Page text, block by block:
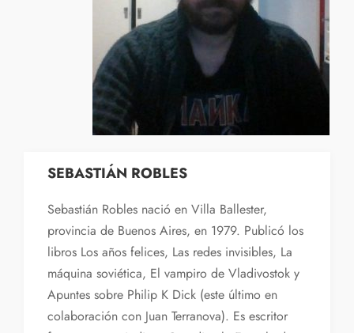
SEBASTIÁN ROBLES
Sebastián Robles nació en Villa Ballester,
provincia de Buenos Aires, en 1979. Publicó los
libros Los años felices, Las redes invisibles, La
máquina soviética, El vampiro de Vladivostok y
Apuntes sobre Philip K Dick (este último en
colaboración con Juan Terranova). Es escritor